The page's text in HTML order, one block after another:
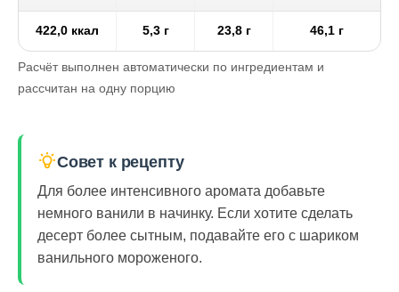
422,0 ккал 5,3 г 23,8 г 46,1 г
Расчёт выполнен автоматически по ингредиентам и
рассчитан на одну порцию
Совет к рецепту
Для более интенсивного аромата добавьте
немного ванили в начинку. Если хотите сделать
десерт более сытным, подавайте его с шариком
ванильного мороженого.